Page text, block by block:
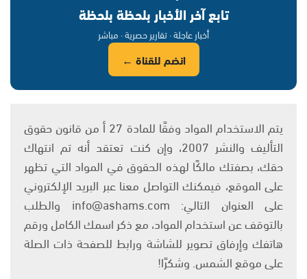
تابع آخر الأخبار بلحظة بلحظة
أخبار عاجلة · تقارير حصرية · مباشر
انضم للقناة ←
يتم الاستخدام المواد وفقًا للمادة 27 أ من قانون حقوق
التأليف والنشر 2007، وإن كنت تعتقد أنه تم انتهاك
حقك، بصفتك مالكًا لهذه الحقوق في المواد التي تظهر
على الموقع، فيمكنك التواصل معنا عبر البريد الإلكتروني
على العنوان التالي: info@ashams.com والطلب
بالتوقف عن استخدام المواد، مع ذكر اسمك الكامل ورقم
هاتفك وإرفاق تصوير للشاشة ورابط للصفحة ذات الصلة
على موقع الشمس. وشكرًا!